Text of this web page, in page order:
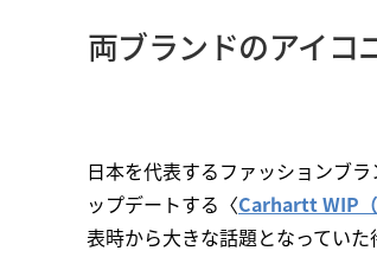
両ブランドのアイコ
日本を代表するファッションブラ
ップデートする〈Carhartt WIP（
表時から大きな話題となってい